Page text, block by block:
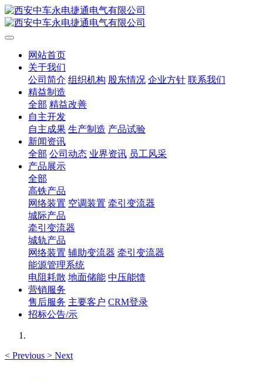
网站首页
关于我们
公司简介 组织机构 股东情况 企业方针 联系我们
精益制造
全部 精益改善
自主开发
自主成果 生产制造 产品试验
新闻资讯
全部 公司动态 业界资讯 员工风采
产品展示
全部
高铁产品
网络装置 空调装置 牵引变流器
城际产品
牵引变流器
城轨产品
网络装置 辅助变流器 牵引变流器
能源管理系统
电阻耗散 地面储能 中压能馈
营销服务
售后服务 主要客户 CRM登录
招标公告/示
< Previous > Next